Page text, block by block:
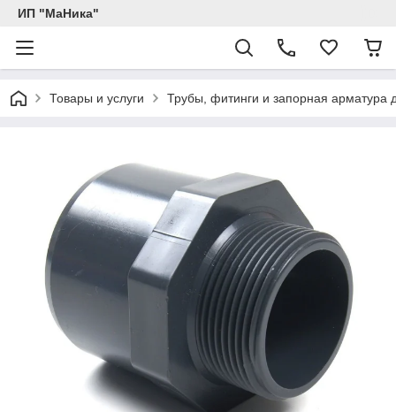
ИП "МаНика"
Товары и услуги Трубы, фитинги и запорная арматура